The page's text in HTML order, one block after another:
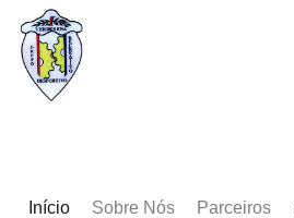
Início(current)
Sobre Nós Parceiros